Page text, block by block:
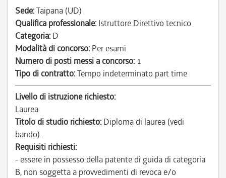
Sede:Taipana (UD)
Qualifica professionale: Istruttore Direttivo tecnico
Categoria: D
Modalità di concorso: Per esami
Numero di posti messi a concorso: 1
Tipo di contratto:Tempo indeterminato part time
Livello di istruzione richiesto:
Laurea
Titolo di studio richiesto: Diploma di laurea (vedi
bando).
Requisiti richiesti:
- essere in possesso della patente di guida di categoria
B, non soggetta a provvedimenti di revoca e/o